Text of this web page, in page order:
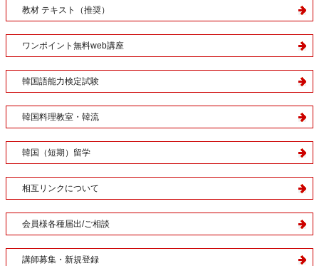
教材 テキスト（推奨）
ワンポイント無料web講座
韓国語能力検定試験
韓国料理教室・韓流
韓国（短期）留学
相互リンクについて
会員様各種届出/ご相談
講師募集・新規登録